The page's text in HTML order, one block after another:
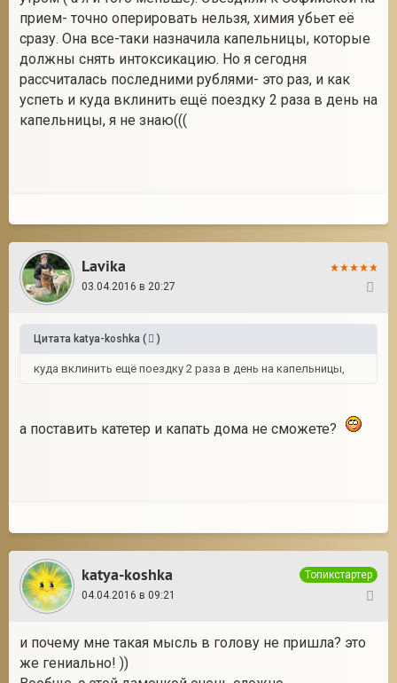
прием- точно оперировать нельзя, химия убьет её
сразу. Она все-таки назначила капельницы, которые
должны снять интоксикацию. Но я сегодня
рассчиталась последними рублями- это раз, и как
успеть и куда вклинить ещё поездку 2 раза в день на
капельницы, я не знаю(((
Lavika
03.04.2016 в 20:27
Цитата katya-koshka ( )
куда вклинить ещё поездку 2 раза в день на капельницы,
а поставить катетер и капать дома не сможете?
katya-koshka
Топикстартер
04.04.2016 в 09:21
и почему мне такая мысль в голову не пришла? это
же гениально! ))